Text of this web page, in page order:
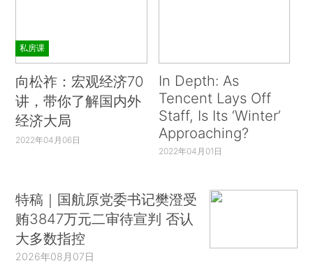
私房课
向松祚：宏观经济70
讲，带你了解国内外
经济大局
2022年04月06日
In Depth: As
Tencent Lays Off
Staff, Is Its ‘Winter’
Approaching?
2022年04月01日
特稿｜国航原党委书记樊澄受
贿3847万元二审待宣判 否认
大多数指控
2026年08月07日